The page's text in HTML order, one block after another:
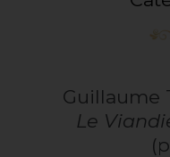
Guillaume
Le